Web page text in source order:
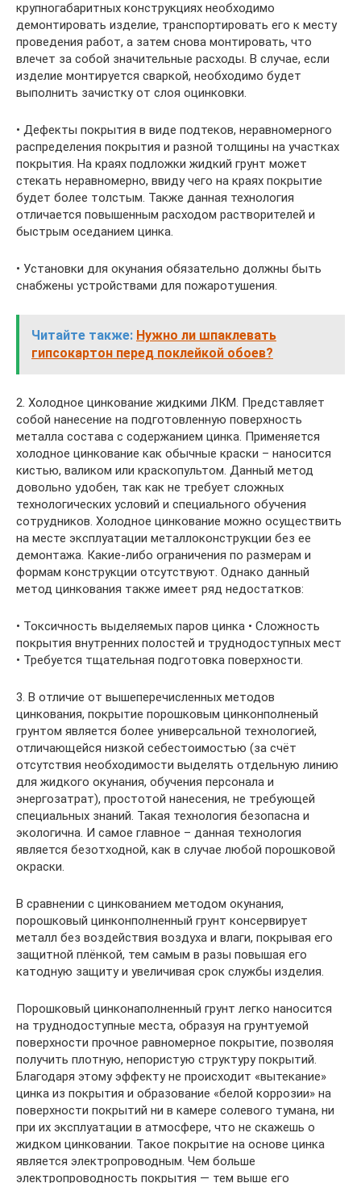
крупногабаритных конструкциях необходимо
демонтировать изделие, транспортировать его к месту
проведения работ, а затем снова монтировать, что
влечет за собой значительные расходы. В случае, если
изделие монтируется сваркой, необходимо будет
выполнить зачистку от слоя оцинковки.
• Дефекты покрытия в виде подтеков, неравномерного
распределения покрытия и разной толщины на участках
покрытия. На краях подложки жидкий грунт может
стекать неравномерно, ввиду чего на краях покрытие
будет более толстым. Также данная технология
отличается повышенным расходом растворителей и
быстрым оседанием цинка.
• Установки для окунания обязательно должны быть
снабжены устройствами для пожаротушения.
Читайте также: Нужно ли шпаклевать
гипсокартон перед поклейкой обоев?
2. Холодное цинкование жидкими ЛКМ. Представляет
собой нанесение на подготовленную поверхность
металла состава с содержанием цинка. Применяется
холодное цинкование как обычные краски – наносится
кистью, валиком или краскопультом. Данный метод
довольно удобен, так как не требует сложных
технологических условий и специального обучения
сотрудников. Холодное цинкование можно осуществить
на месте эксплуатации металлоконструкции без ее
демонтажа. Какие-либо ограничения по размерам и
формам конструкции отсутствуют. Однако данный
метод цинкования также имеет ряд недостатков:
• Токсичность выделяемых паров цинка • Сложность
покрытия внутренних полостей и труднодоступных мест
• Требуется тщательная подготовка поверхности.
3. В отличие от вышеперечисленных методов
цинкования, покрытие порошковым цинконполненый
грунтом является более универсальной технологией,
отличающейся низкой себестоимостью (за счёт
отсутствия необходимости выделять отдельную линию
для жидкого окунания, обучения персонала и
энергозатрат), простотой нанесения, не требующей
специальных знаний. Такая технология безопасна и
экологична. И самое главное – данная технология
является безотходной, как в случае любой порошковой
окраски.
В сравнении с цинкованием методом окунания,
порошковый цинконполненный грунт консервирует
металл без воздействия воздуха и влаги, покрывая его
защитной плёнкой, тем самым в разы повышая его
катодную защиту и увеличивая срок службы изделия.
Порошковый цинконаполненный грунт легко наносится
на труднодоступные места, образуя на грунтуемой
поверхности прочное равномерное покрытие, позволяя
получить плотную, непористую структуру покрытий.
Благодаря этому эффекту не происходит «вытекание»
цинка из покрытия и образование «белой коррозии» на
поверхности покрытий ни в камере солевого тумана, ни
при их эксплуатации в атмосфере, что не скажешь о
жидком цинковании. Такое покрытие на основе цинка
является электропроводным. Чем больше
электропроводность покрытия — тем выше его